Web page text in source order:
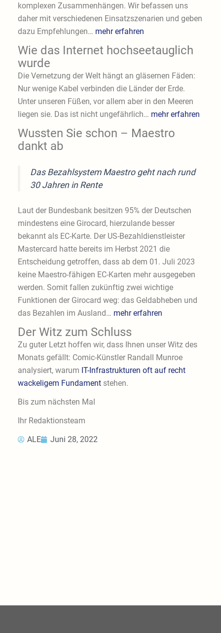
komplexen Zusammenhängen. Wir befassen uns
daher mit verschiedenen Einsatzszenarien und geben
dazu Empfehlungen… mehr erfahren
Wie das Internet hochseetauglich
wurde
Die Vernetzung der Welt hängt an gläsernen Fäden:
Nur wenige Kabel verbinden die Länder der Erde.
Unter unseren Füßen, vor allem aber in den Meeren
liegen sie. Das ist nicht ungefährlich… mehr erfahren
Wussten Sie schon – Maestro
dankt ab
Das Bezahlsystem Maestro geht nach rund
30 Jahren in Rente
Laut der Bundesbank besitzen 95% der Deutschen
mindestens eine Girocard, hierzulande besser
bekannt als EC-Karte. Der US-Bezahldienstleister
Mastercard hatte bereits im Herbst 2021 die
Entscheidung getroffen, dass ab dem 01. Juli 2023
keine Maestro-fähigen EC-Karten mehr ausgegeben
werden. Somit fallen zukünftig zwei wichtige
Funktionen der Girocard weg: das Geldabheben und
das Bezahlen im Ausland… mehr erfahren
Der Witz zum Schluss
Zu guter Letzt hoffen wir, dass Ihnen unser Witz des
Monats gefällt: Comic-Künstler Randall Munroe
analysiert, warum IT-Infrastrukturen oft auf recht
wackeligem Fundamentstehen.
Bis zum nächsten Mal
Ihr Redaktionsteam
ALE
Juni 28, 2022